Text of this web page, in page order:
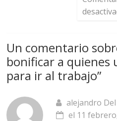
Un comentario
bonificar a quienes
para ir al trabajo”
alejandro
el 11